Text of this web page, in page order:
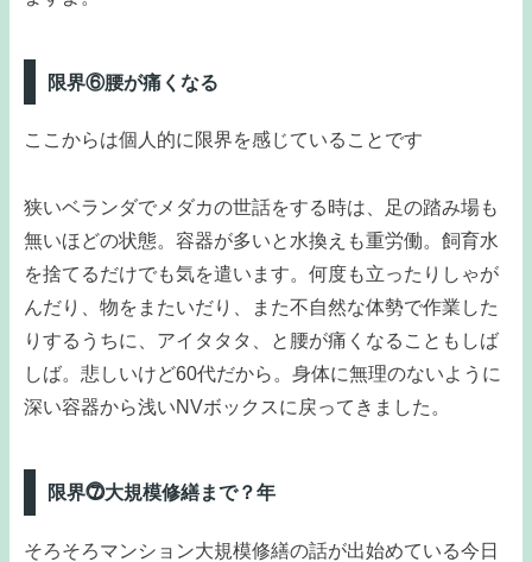
限界⑥腰が痛くなる
ここからは個人的に限界を感じていることです
狭いベランダでメダカの世話をする時は、足の踏み場も
無いほどの状態。容器が多いと水換えも重労働。飼育水
を捨てるだけでも気を遣います。何度も立ったりしゃが
んだり、物をまたいだり、また不自然な体勢で作業した
りするうちに、アイタタタ、と腰が痛くなることもしば
しば。悲しいけど60代だから。身体に無理のないように
深い容器から浅いNVボックスに戻ってきました。
限界⓻大規模修繕まで？年
そろそろマンション大規模修繕の話が出始めている今日